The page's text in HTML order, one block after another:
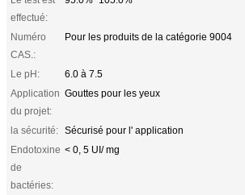
effectué:
Numéro
CAS.:
Pour les produits de la catégorie 9004
Le pH:
6.0 à 7.5
Application
du projet:
Gouttes pour les yeux
la sécurité: Sécurisé pour l' application
Endotoxine
de
bactéries:
< 0, 5 UI/ mg